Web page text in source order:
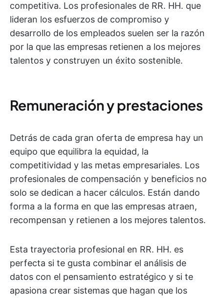
competitiva. Los profesionales de RR. HH. que
lideran los esfuerzos de compromiso y
desarrollo de los empleados suelen ser la razón
por la que las empresas retienen a los mejores
talentos y construyen un éxito sostenible.
Remuneración y prestaciones
Detrás de cada gran oferta de empresa hay un
equipo que equilibra la equidad, la
competitividad y las metas empresariales. Los
profesionales de compensación y beneficios no
solo se dedican a hacer cálculos. Están dando
forma a la forma en que las empresas atraen,
recompensan y retienen a los mejores talentos.
Esta trayectoria profesional en RR. HH. es
perfecta si te gusta combinar el análisis de
datos con el pensamiento estratégico y si te
apasiona crear sistemas que hagan que los